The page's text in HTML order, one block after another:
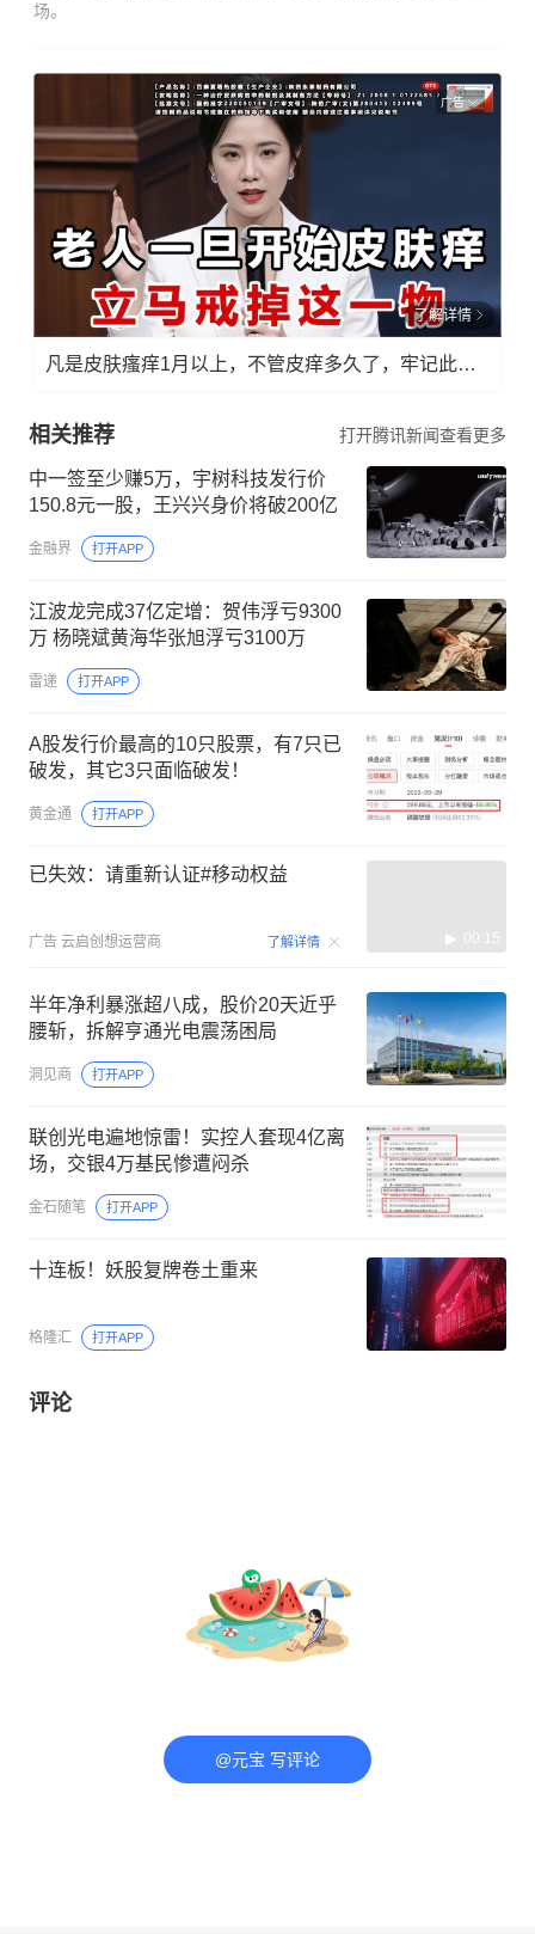
场。
广告
了解详情
凡是皮肤瘙痒1月以上，不管皮痒多久了，牢记此法，快！准！狠！
相关推荐 打开腾讯新闻查看更多
中一签至少赚5万，宇树科技发行价
150.8元一股，王兴兴身价将破200亿
金融界 打开APP
江波龙完成37亿定增：贺伟浮亏9300
万 杨晓斌黄海华张旭浮亏3100万
雷递 打开APP
A股发行价最高的10只股票，有7只已
破发，其它3只面临破发！
黄金通 打开APP
已失效：请重新认证#移动权益
广告 云启创想运营商 了解详情 00:15
半年净利暴涨超八成，股价20天近乎
腰斩，拆解亨通光电震荡困局
洞见商 打开APP
联创光电遍地惊雷！实控人套现4亿离
场，交银4万基民惨遭闷杀
金石随笔 打开APP
十连板！妖股复牌卷土重来
格隆汇 打开APP
评论
@元宝 写评论